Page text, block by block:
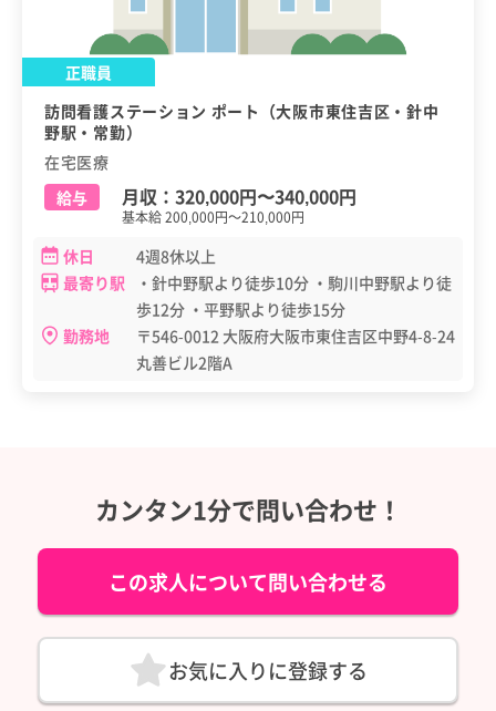
正職員
訪問看護ステーション ポート（大阪市東住吉区・針中
野駅・常勤）
在宅医療
給与
月収： 320,000円〜340,000円
基本給 200,000円～210,000円
休日
4週8休以上
最寄り駅
・針中野駅より徒歩10分 ・駒川中野駅より徒
歩12分 ・平野駅より徒歩15分
勤務地
〒546-0012 大阪府大阪市東住吉区中野4-8-24
丸善ビル2階A
カンタン1分で問い合わせ！
この求人について問い合わせる
お気に入りに登録する